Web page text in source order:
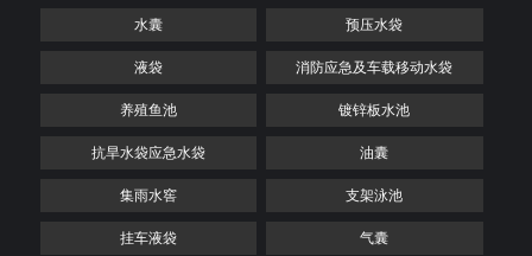
水囊 预压水袋
液袋 消防应急及车载移动水袋
养殖鱼池 镀锌板水池
抗旱水袋应急水袋 油囊
集雨水窖 支架泳池
挂车液袋 气囊